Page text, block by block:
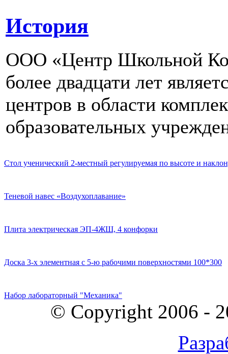
История
ООО «Центр Школьной
более двадцати лет
центров в области
образовательных
Стол ученический 2-местный регулируемая по высоте и
Теневой навес «Воздухоплавание»
Плита электрическая ЭП-4ЖШ, 4 конфорки
Доска 3-х элементная с 5-ю рабочими поверхностями 100*300
Набор лабораторный "Механика"
© Copyright 2006 -